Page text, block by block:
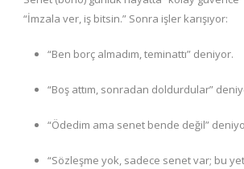
“İmzala ver, iş bitsin.” Sonra işler karışıyor:
“Ben borç almadım, teminattı” deniyor.
“Boş attım, sonradan doldurdular”
“Ödedim ama senet bende değil”
“Sözleşme yok, sadece senet var; bu